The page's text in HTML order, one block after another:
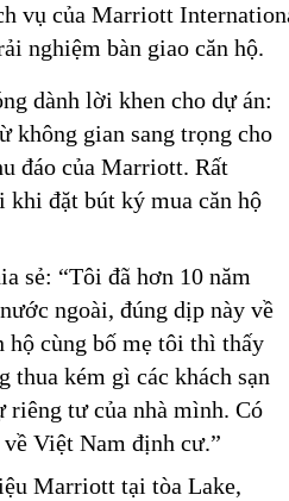
vụ của Marriott
nghiệm bàn giao căn hộ.
dành lời khen cho dự án:
không gian sang trọng cho
đáo của Marriott. Rất
đặt bút ký mua căn hộ
sẻ: “Tôi đã hơn 10 năm
ngoài, đúng dịp này về
hộ cùng bố mẹ tôi thì thấy
thua kém gì các khách sạn
riêng tư của nhà mình. Có
Việt Nam định cư.”
Marriott tại tòa Lake,